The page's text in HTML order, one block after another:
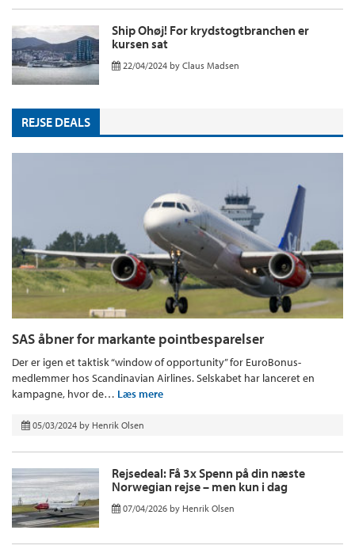
Ship Ohøj! For krydstogtbranchen er
kursen sat
22/04/2024 by Claus Madsen
REJSE DEALS
SAS åbner for markante pointbesparelser
Der er igen et taktisk “window of opportunity” for EuroBonus-
medlemmer hos Scandinavian Airlines. Selskabet har lanceret en
kampagne, hvor de… Læs mere
05/03/2024 by Henrik Olsen
Rejsedeal: Få 3x Spenn på din næste
Norwegian rejse – men kun i dag
07/04/2026 by Henrik Olsen